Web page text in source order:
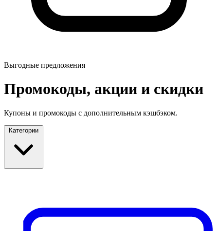
Выгодные предложения
Промокоды, акции и скидки
Купоны и промокоды с дополнительным кэшбэком.
Категории